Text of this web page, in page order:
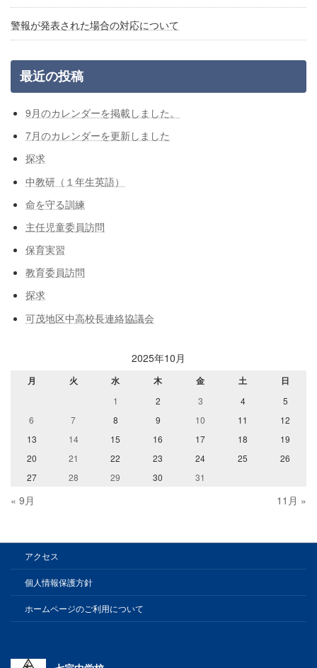
警報が発表された場合の対応について
最近の投稿
9月のカレンダーを掲載しました。
7月のカレンダーを更新しました
探求
中教研（１年生英語）
命を守る訓練
主任児童委員訪問
保育実習
教育委員訪問
探求
可茂地区中高校長連絡協議会
2025年10月
月 火 水 木 金 土 日
1 2 3 4
5
6
7 8 9 10 11
12
13
14 15 16 17 18
19
20
21 22 23 24 25
26
27
28 29 30 31
« 9月 11月 »
アクセス
個人情報保護方針
ホームページのご利用について